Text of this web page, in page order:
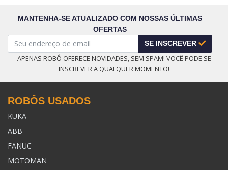
MANTENHA-SE ATUALIZADO COM NOSSAS ÚLTIMAS
OFERTAS
SE INSCREVER
APENAS ROBÔ OFERECE NOVIDADES, SEM SPAM! VOCÊ PODE SE
INSCREVER A QUALQUER MOMENTO!
ROBÔS USADOS
KUKA
ABB
FANUC
MOTOMAN